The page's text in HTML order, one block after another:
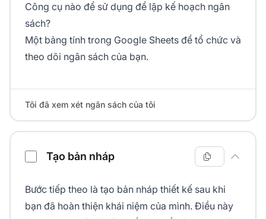
Công cụ nào để sử dụng để lập kế hoạch ngân
sách?
Một bảng tính trong Google Sheets để tổ chức và
theo dõi ngân sách của bạn.
Tôi đã xem xét ngân sách của tôi
Tạo bản nháp
Bước tiếp theo là tạo bản nháp thiết kế sau khi
bạn đã hoàn thiện khái niệm của mình. Điều này